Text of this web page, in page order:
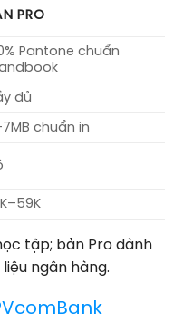
PRO
Pantone chuẩn
đủ
chuẩn in
tập; bản Pro dành
ngân hàng.